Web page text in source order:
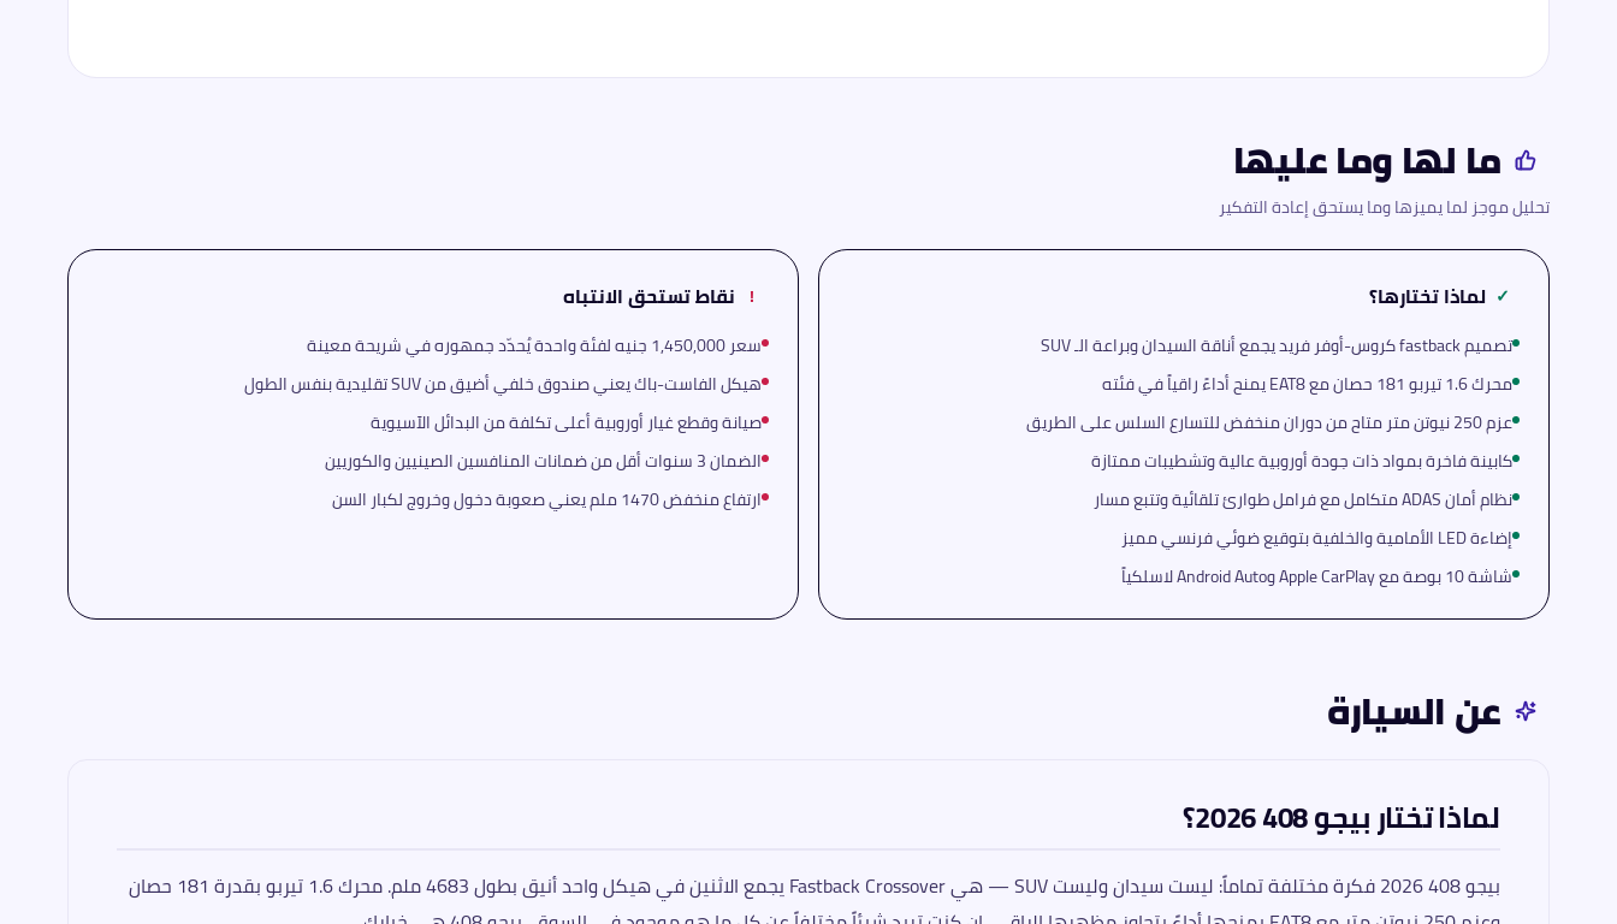
ما لها وما عليها
تحليل موجز لما يميزها وما يستحق إعادة التفكير
✓ لماذا تختارها؟
تصميم fastback كروس-أوفر فريد يجمع أناقة السيدان وبراعة الـ SUV
محرك 1.6 تيربو 181 حصان مع EAT8 يمنح أداءً راقياً في فئته
عزم 250 نيوتن متر متاح من دوران منخفض للتسارع السلس على الطريق
كابينة فاخرة بمواد ذات جودة أوروبية عالية وتشطيبات ممتازة
نظام أمان ADAS متكامل مع فرامل طوارئ تلقائية وتتبع مسار
إضاءة LED الأمامية والخلفية بتوقيع ضوئي فرنسي مميز
شاشة 10 بوصة مع Apple CarPlay وAndroid Auto لاسلكياً
! نقاط تستحق الانتباه
سعر 1,450,000 جنيه لفئة واحدة يُحدّد جمهوره في شريحة معينة
هيكل الفاست-باك يعني صندوق خلفي أضيق من SUV تقليدية بنفس الطول
صيانة وقطع غيار أوروبية أعلى تكلفة من البدائل الآسيوية
الضمان 3 سنوات أقل من ضمانات المنافسين الصينيين والكوريين
ارتفاع منخفض 1470 ملم يعني صعوبة دخول وخروج لكبار السن
عن السيارة
لماذا تختار بيجو 408 2026؟
بيجو 408 2026 فكرة مختلفة تماماً: ليست سيدان وليست SUV — هي Fastback Crossover يجمع الاثنين في هيكل واحد أنيق بطول 4683 ملم. محرك 1.6 تيربو بقدرة 181 حصان